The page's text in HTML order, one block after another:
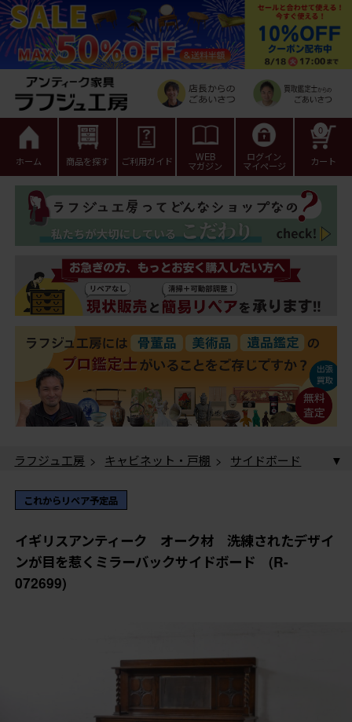
ホーム 商品を探す ご利用ガイド WEB
マガジン
ログイン
マイページ カート
0
ラフジュ工房 > キャビネット・戸棚 >
サイドボード
ンが目を惹くミラーバックサイドボード (R-072699)
ラフジュ工房 > ドレッサー・鏡台
イドボード > イギリスアンティーク オーク材 洗練
されたデザインが目を惹くミラーバックサイドボード
(R-072699)
これからリペア予定品
イギリスアンティーク オーク材 洗練されたデザイ
ンが目を惹くミラーバックサイドボード (R-
072699)